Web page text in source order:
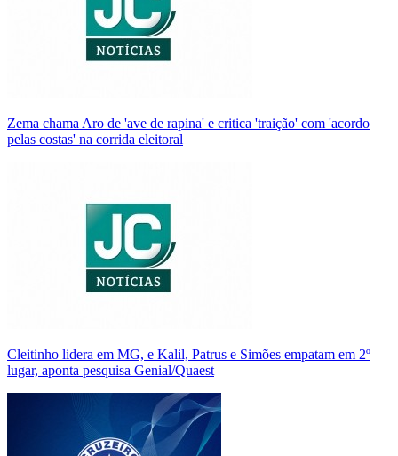
Zema chama Aro de 'ave de rapina' e critica 'traição' com 'acordo
pelas costas' na corrida eleitoral
Cleitinho lidera em MG, e Kalil, Patrus e Simões empatam em 2º
lugar, aponta pesquisa Genial/Quaest